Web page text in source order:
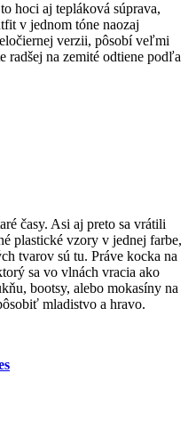
hoci aj tepláková súprava,
v jednom tóne naozaj
verzii, pôsobí veľmi
radšej na zemité odtiene podľa
časy. Asi aj preto sa vrátili
plastické vzory v jednej farbe,
tvarov sú tu. Práve kocka na
sa vo vlnách vracia ako
bootsy, alebo mokasíny na
mladistvo a hravo.